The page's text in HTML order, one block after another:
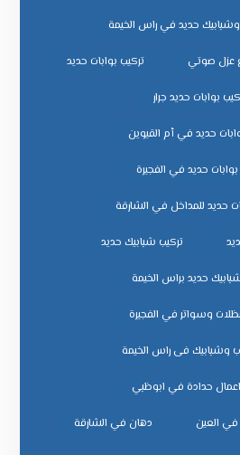
وشبابيك حديد في راس الخيمة
عزل صوتي تركيب بوابات حديد
بوابات حديد جرار
حديد في أم القيوين
حديد في الفجيرة
حديد للمداخل في الشارقة
تركيب شبابيك حديد
حديد براس الخيمة
وسواتر في الفجيرة
وشبابيك فى راس الخيمة
حدادة في ابوظبي
في العين دهان في الشارقة